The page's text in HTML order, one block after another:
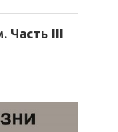
Часть III